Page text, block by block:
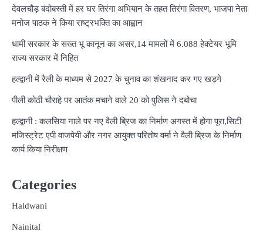
देवलचौड़ बंदोबस्ती में हर घर तिरंगा अभियान के तहत तिरंगा वितरण, भाजपा नेता
मनोज पाठक ने किया राष्ट्रभक्ति का आह्वान
धामी सरकार के सख्त भू कानून का असर,14 मामलों में 6.088 हेक्टेयर भूमि
राज्य सरकार में निहित
हल्द्वानी में रैली के माध्यम से 2027 के चुनाव का शंखनाद कर गए खड़गे
पीली कोठी चौराहे पर आतंक मचाने वाले 20 को पुलिस ने दबोचा
हल्द्वानी : कलसिया नाले पर नए वैली ब्रिज का निर्माण अगस्त में होगा पूरा,सिटी
मजिस्ट्रेट एपी वाजपेयी और नगर आयुक्त परितोष वर्मा ने वैली ब्रिज के निर्माण
कार्य किया निरीक्षण
Categories
Haldwani
Nainital